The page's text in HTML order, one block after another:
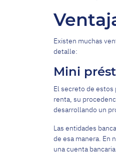
Existen muchas
detalle:
Mini
El secreto de
renta, su
desarrollando un
Las entidades
de esa manera. En
una cuenta